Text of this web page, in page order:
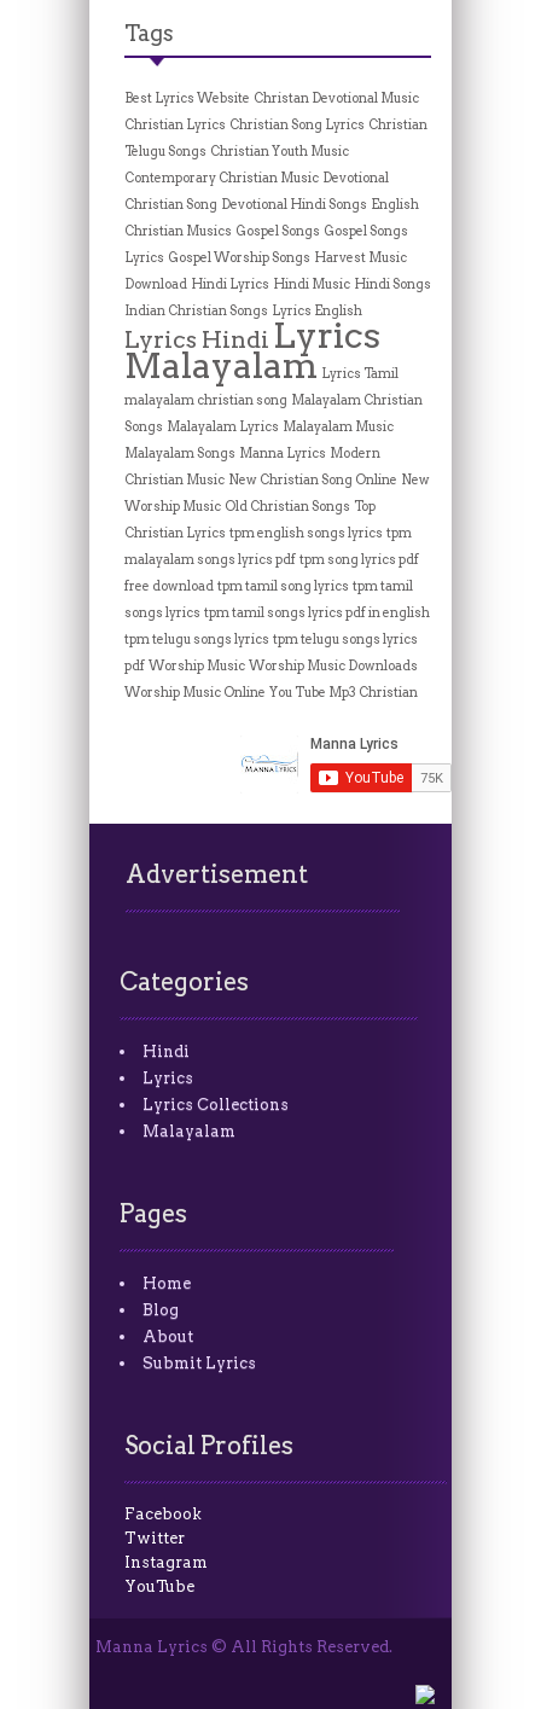
Tags
Best Lyrics Website Christan Devotional Music
Christian Lyrics Christian Song Lyrics Christian
Telugu Songs Christian Youth Music
Contemporary Christian Music Devotional
Christian Song Devotional Hindi Songs English
Christian Musics Gospel Songs Gospel Songs
Lyrics Gospel Worship Songs Harvest Music
Download Hindi Lyrics Hindi Music Hindi Songs
Indian Christian Songs Lyrics English
Lyrics Hindi Lyrics
Malayalam Lyrics Tamil
malayalam christian song Malayalam Christian
Songs Malayalam Lyrics Malayalam Music
Malayalam Songs Manna Lyrics Modern
Christian Music New Christian Song Online New
Worship Music Old Christian Songs Top
Christian Lyrics tpm english songs lyrics tpm
malayalam songs lyrics pdf tpm song lyrics pdf
free download tpm tamil song lyrics tpm tamil
songs lyrics tpm tamil songs lyrics pdf in english
tpm telugu songs lyrics tpm telugu songs lyrics
pdf Worship Music Worship Music Downloads
Worship Music Online You Tube Mp3 Christian
Advertisement
Categories
Hindi
Lyrics
Lyrics Collections
Malayalam
Pages
Home
Blog
About
Submit Lyrics
Social Profiles
Facebook
Twitter
Instagram
YouTube
Manna Lyrics © All Rights Reserved.